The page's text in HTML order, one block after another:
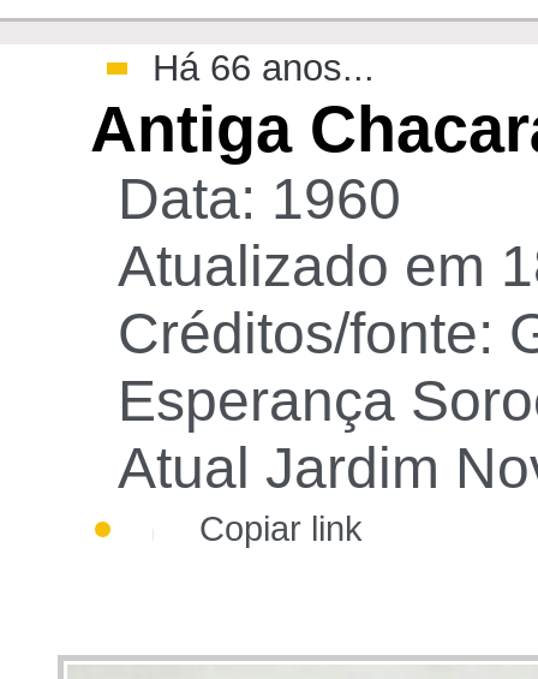
Há 66 anos...
Antiga
Data: 1960
Atualizado em
Créditos/fonte:
Esperança
Atual Jardim
Copiar link